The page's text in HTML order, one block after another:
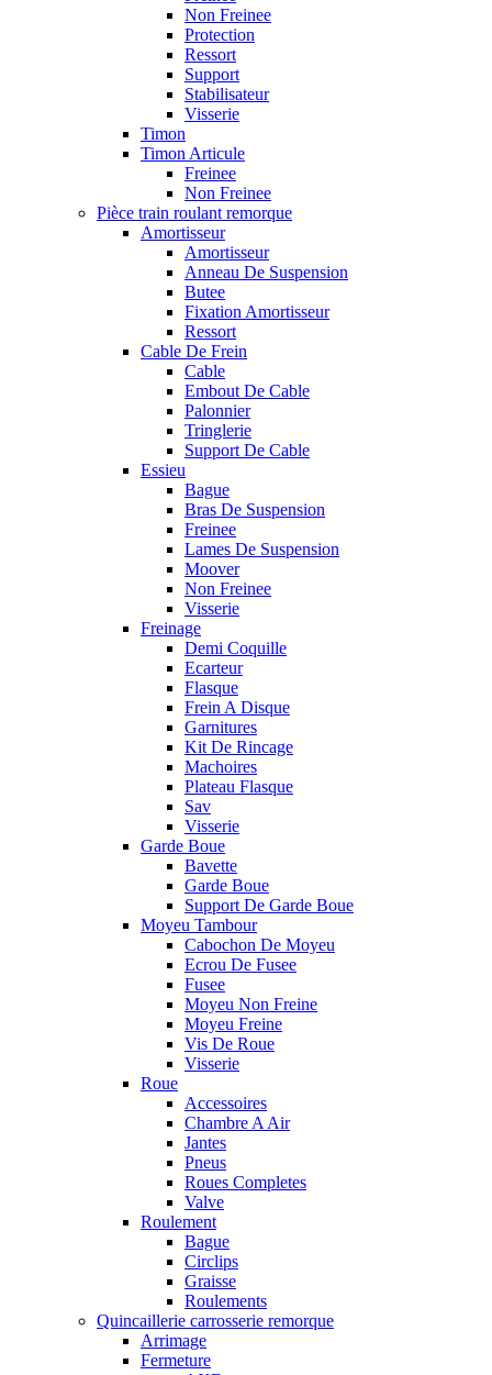
Non Freinee
Protection
Ressort
Support
Stabilisateur
Visserie
Timon
Timon Articule
Freinee
Non Freinee
Pièce train roulant remorque
Amortisseur
Amortisseur
Anneau De Suspension
Butee
Fixation Amortisseur
Ressort
Cable De Frein
Cable
Embout De Cable
Palonnier
Tringlerie
Support De Cable
Essieu
Bague
Bras De Suspension
Freinee
Lames De Suspension
Moover
Non Freinee
Visserie
Freinage
Demi Coquille
Ecarteur
Flasque
Frein A Disque
Garnitures
Kit De Rincage
Machoires
Plateau Flasque
Sav
Visserie
Garde Boue
Bavette
Garde Boue
Support De Garde Boue
Moyeu Tambour
Cabochon De Moyeu
Ecrou De Fusee
Fusee
Moyeu Non Freine
Moyeu Freine
Vis De Roue
Visserie
Roue
Accessoires
Chambre A Air
Jantes
Pneus
Roues Completes
Valve
Roulement
Bague
Circlips
Graisse
Roulements
Quincaillerie carrosserie remorque
Arrimage
Fermeture